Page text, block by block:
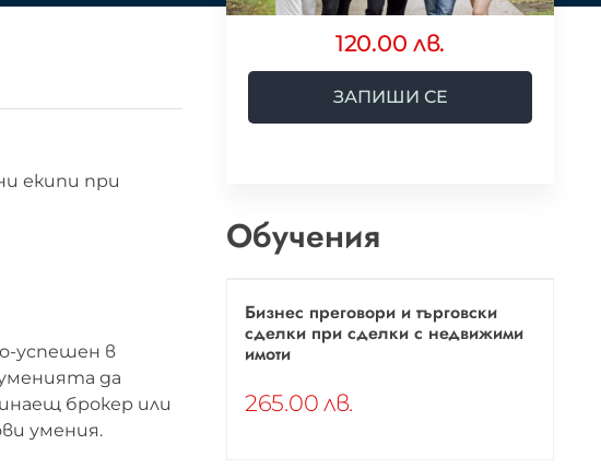
екипи при
успешен в
да
брокер или
умения.
120.00 лв.
ЗАПИШИ СЕ
Обучения
Бизнес преговори и търговски
сделки при сделки с недвижими
имоти
265.00 лв.